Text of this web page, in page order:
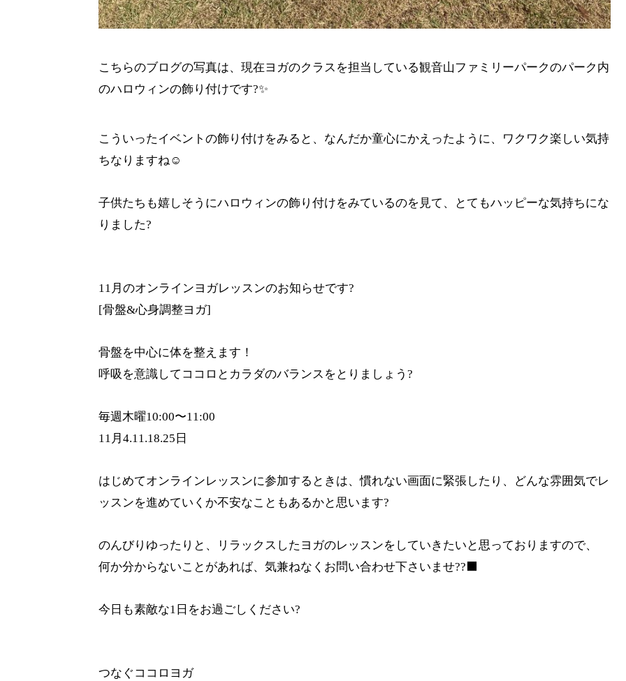
こちらのブログの写真は、現在ヨガのクラスを担当している観音山ファミリーパークのパーク内
のハロウィンの飾り付けです?✨
こういったイベントの飾り付けをみると、 なんだか童心にかえったように、ワクワク楽しい気持
ちなりますね☺️
子供たちも嬉しそうにハロウィンの飾り付けをみているのを見て、とてもハッピーな気持ちにな
りました?
11月のオンラインヨガレッスンのお知らせです?
[骨盤&心身調整ヨガ]
骨盤を中心に体を整えます！
呼吸を意識してココロとカラダのバランスをとりましょう?
毎週木曜10:00〜11:00
11月4.11.18.25日
はじめてオンラインレッスンに参加するときは、慣れない画面に緊張したり、どんな雰囲気でレ
ッスンを進めていくか不安なこともあるかと思います?
のんびりゆったりと、リラックスしたヨガのレッスンをしていきたいと思っておりますので、
何か分からないことがあれば、気兼ねなくお問い合わせ下さいませ??‍⬛
今日も素敵な1日をお過ごしください?
つなぐココロヨガ